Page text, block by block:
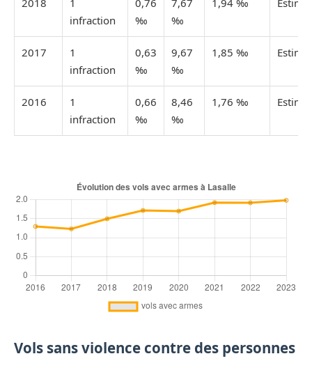
infraction
‰
‰
2017
1
infraction
0,63
‰
9,67
‰
1,85 ‰
2016
1
infraction
0,66
‰
8,46
‰
1,76 ‰
Vols sans violence contre des personnes